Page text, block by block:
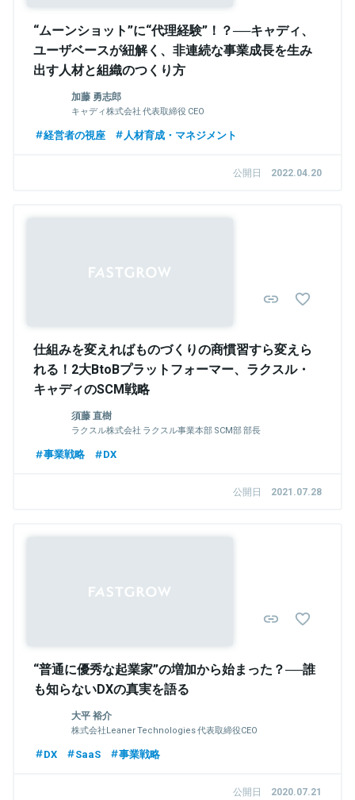
“ムーンショット”に“代理経験”！？──キャディ、
ユーザベースが紐解く、非連続な事業成長を生み
出す人材と組織のつくり方
加藤 勇志郎
キャディ株式会社 代表取締役 CEO
経営者の視座 人材育成・マネジメント
公開日 2022.04.20
仕組みを変えればものづくりの商慣習すら変えら
れる！2大BtoBプラットフォーマー、ラクスル・
キャディのSCM戦略
須藤 直樹
ラクスル株式会社 ラクスル事業本部 SCM部 部長
事業戦略 DX
公開日 2021.07.28
“普通に優秀な起業家”の増加から始まった？──誰
も知らないDXの真実を語る
大平 裕介
株式会社Leaner Technologies 代表取締役CEO
DX SaaS 事業戦略
公開日 2020.07.21